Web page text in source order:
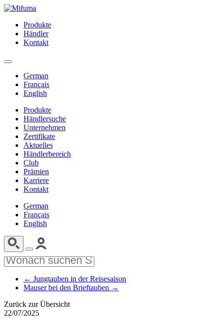
Produkte
Händler
Kontakt
German
Français
English
Produkte
Händlersuche
Unternehmen
Zertifikate
Aktuelles
Händlerbereich
Club
Prämien
Karriere
Kontakt
German
Français
English
← Jungtauben in der Reisesaison
Mauser bei den Brieftauben →
Zurück zur Übersicht
22/07/2025